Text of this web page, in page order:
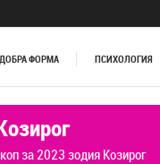
ДОБРА ФОРМА ПСИХОЛОГИЯ
за 2023 зодия Козирог